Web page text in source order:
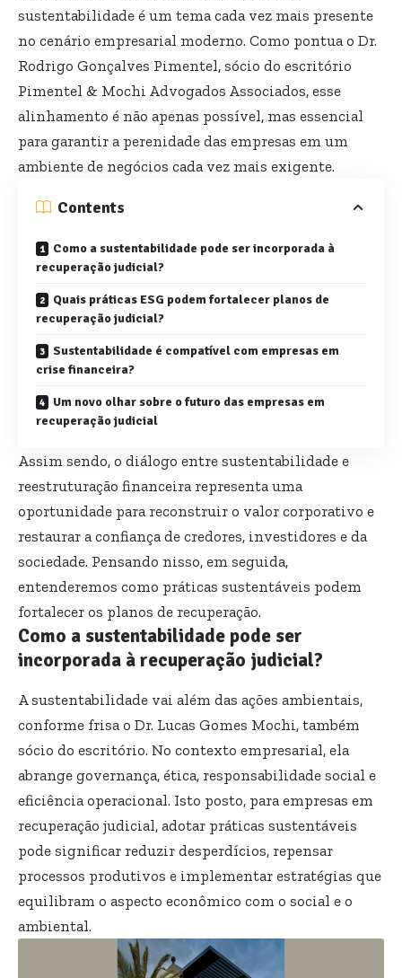
sustentabilidade é um tema cada vez mais presente
no cenário empresarial moderno. Como pontua o Dr.
Rodrigo Gonçalves Pimentel, sócio do escritório
Pimentel & Mochi Advogados Associados, esse
alinhamento é não apenas possível, mas essencial
para garantir a perenidade das empresas em um
ambiente de negócios cada vez mais exigente.
Contents
Como a sustentabilidade pode ser incorporada à
recuperação judicial?
Quais práticas ESG podem fortalecer planos de
recuperação judicial?
Sustentabilidade é compatível com empresas em
crise financeira?
Um novo olhar sobre o futuro das empresas em
recuperação judicial
Assim sendo, o diálogo entre sustentabilidade e
reestruturação financeira representa uma
oportunidade para reconstruir o valor corporativo e
restaurar a confiança de credores, investidores e da
sociedade. Pensando nisso, em seguida,
entenderemos como práticas sustentáveis podem
fortalecer os planos de recuperação.
Como a sustentabilidade pode ser
incorporada à recuperação judicial?
A sustentabilidade vai além das ações ambientais,
conforme frisa o Dr. Lucas Gomes Mochi, também
sócio do escritório. No contexto empresarial, ela
abrange governança, ética, responsabilidade social e
eficiência operacional. Isto posto, para empresas em
recuperação judicial, adotar práticas sustentáveis
pode significar reduzir desperdícios, repensar
processos produtivos e implementar estratégias que
equilibram o aspecto econômico com o social e o
ambiental.